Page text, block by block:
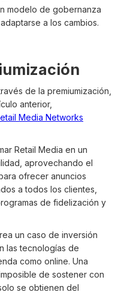
modelo de gobernanza
a los cambios.
de la premiumización,
anterior,
Media Networks
Retail Media en un
aprovechando el
ofrecer anuncios
a todos los clientes,
de fidelización y
un caso de inversión
las tecnologías de
como online. Una
de sostener con
se obtienen del